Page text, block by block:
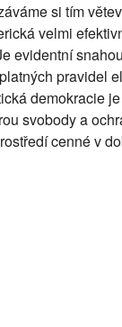
si tím
velmi
evidentní
pravidel
demokracie
svobody a
cenné v